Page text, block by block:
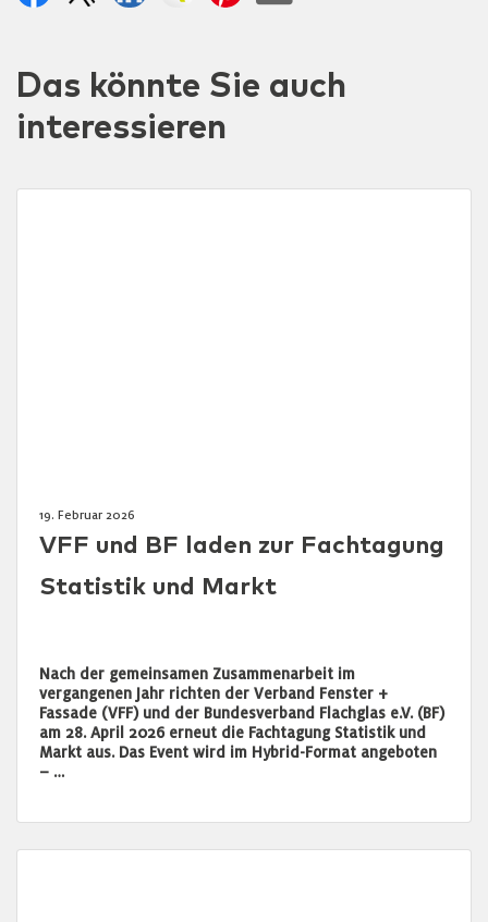
Das könnte Sie auch
interessieren
19. Februar 2026
VFF und BF laden zur Fachtagung
Statistik und Markt
Nach der gemeinsamen Zusammenarbeit im
vergangenen Jahr richten der Verband Fenster +
Fassade (VFF) und der Bundesverband Flachglas e.V. (BF)
am 28. April 2026 erneut die Fachtagung Statistik und
Markt aus. Das Event wird im Hybrid-Format angeboten
– …